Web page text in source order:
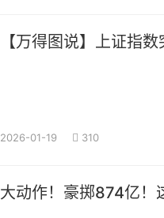
【万得图说】上证指
2026-01-19 310
大动作！豪掷874亿！